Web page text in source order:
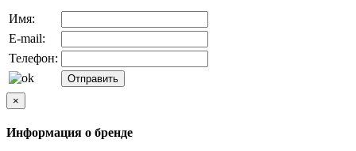
Имя:
E-mail:
Телефон:
×
Информация о бренде